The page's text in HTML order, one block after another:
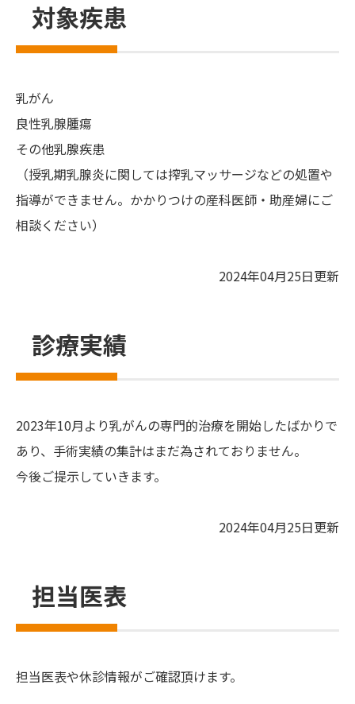
対象疾患
乳がん
良性乳腺腫瘍
その他乳腺疾患
（授乳期乳腺炎に関しては搾乳マッサージなどの処置や
指導ができません。かかりつけの産科医師・助産婦にご
相談ください）
2024年04月25日更新
診療実績
2023年10月より乳がんの専門的治療を開始したばかりで
あり、手術実績の集計はまだ為されておりません。
今後ご提示していきます。
2024年04月25日更新
担当医表
担当医表や休診情報がご確認頂けます。